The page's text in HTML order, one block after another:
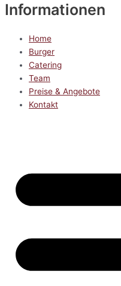
Informationen
Home
Burger
Catering
Team
Preise & Angebote
Kontakt